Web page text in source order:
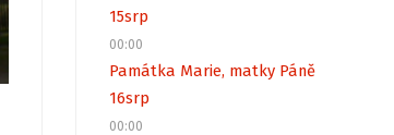
15srp
00:00
Památka Marie, matky Páně
16srp
00:00